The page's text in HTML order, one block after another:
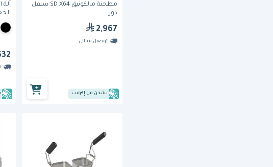
مطحنة مالكونيق SD X64 سنقل
دوز
2,967
توصيل مجاني
يشحن من إكويب
آلة